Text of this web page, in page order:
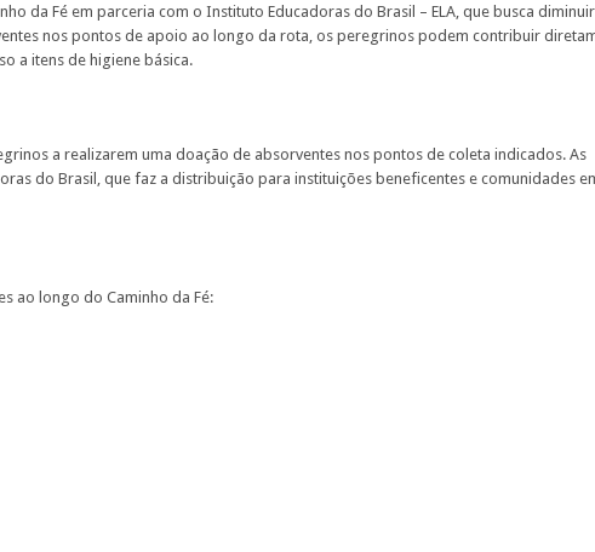
da Fé em parceria com o Instituto Educadoras do Brasil – ELA, que busca
nos pontos de apoio ao longo da rota, os peregrinos podem contribuir
a itens de higiene básica.
a realizarem uma doação de absorventes nos pontos de coleta indicados. As
do Brasil, que faz a distribuição para instituições beneficentes e comunidades
ao longo do Caminho da Fé: